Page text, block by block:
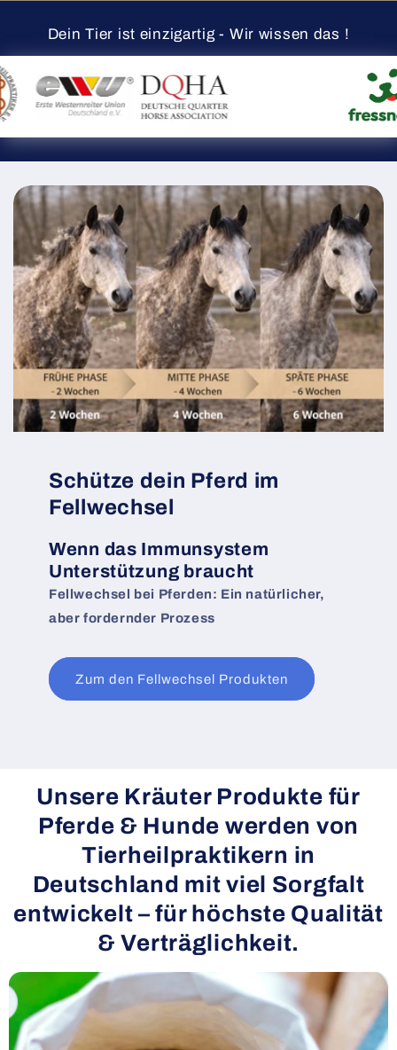
Dein Tier ist einzigartig - Wir wissen das !
Schütze dein Pferd im
Fellwechsel
Wenn das Immunsystem
Unterstützung braucht
Fellwechsel bei Pferden: Ein natürlicher,
aber fordernder Prozess
Zum den Fellwechsel Produkten
Unsere Kräuter Produkte für
Pferde & Hunde werden von
Tierheilpraktikern in
Deutschland mit viel Sorgfalt
entwickelt – für höchste Qualität
& Verträglichkeit.